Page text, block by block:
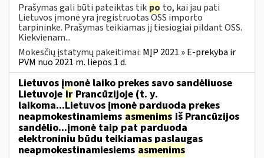
Prašymas gali būti pateiktas tik po to, kai jau pati
Lietuvos įmonė yra įregistruotas OSS importo
tarpininke. Prašymas teikiamas jį tiesiogiai pildant OSS.
Kiekvienam...
Mokesčių įstatymų pakeitimai: MĮP 2021 » E-prekyba ir
PVM nuo 2021 m. liepos 1 d.
Lietuvos įmonė laiko prekes savo sandėliuose
Lietuvoje ir Prancūzijoje (t. y.
laikoma...Lietuvos įmonė parduoda prekes
neapmokestinamiems asmenims iš Prancūzijos
sandėlio...įmonė taip pat parduoda
elektroniniu būdu teikiamas paslaugas
neapmokestinamiesiems asmenims